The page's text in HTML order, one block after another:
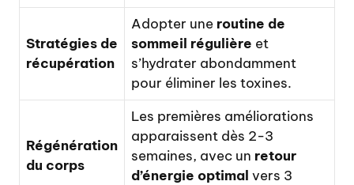
Stratégies de
récupération
Adopter une routine de
sommeil régulière et
s’hydrater abondamment
pour éliminer les toxines.
Régénération
du corps
Les premières améliorations
apparaissent dès 2-3
semaines, avec un retour
d’énergie optimal vers 3